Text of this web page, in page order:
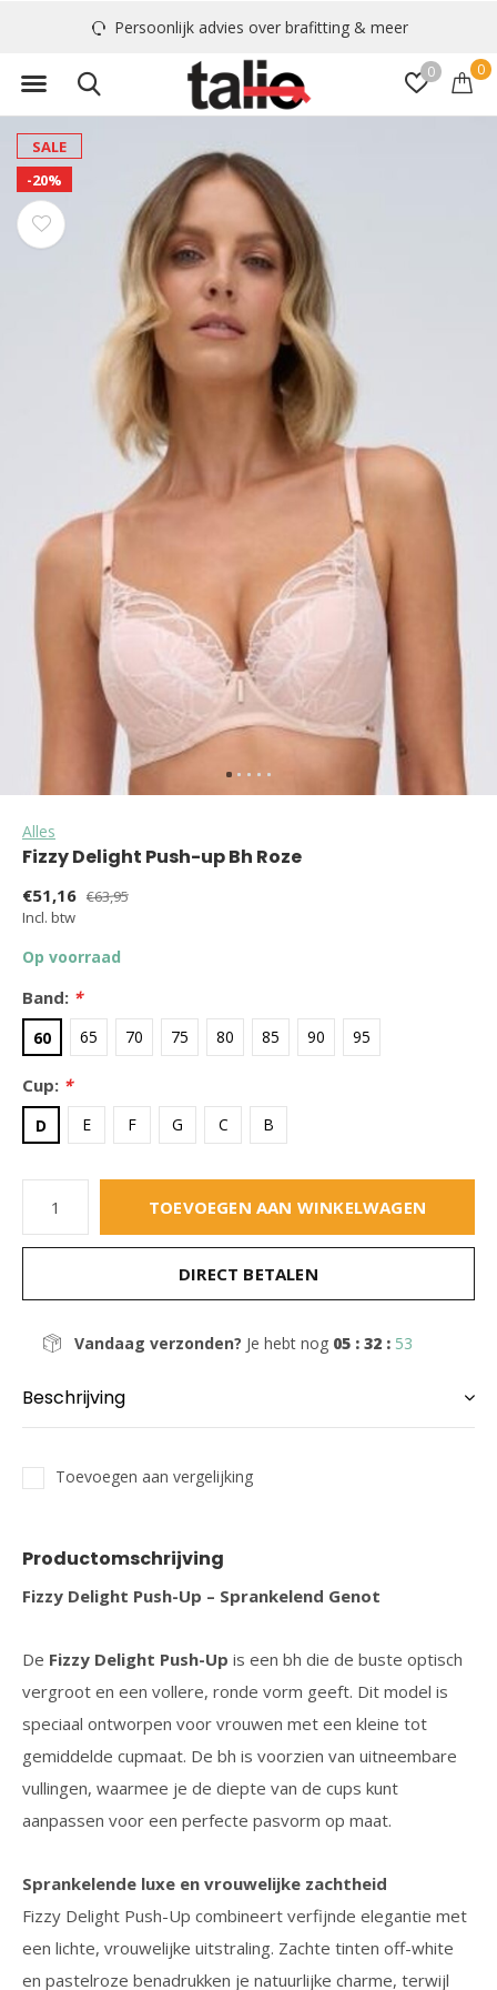
0 0
Persoonlijk advies over brafitting & meer
SALE
-20%
Alles
Fizzy Delight Push-up Bh Roze
€51,16 €63,95
Incl. btw
Op voorraad
Band: *
60 65 70 75 80 85 90 95
Cup: *
D E F G C B
TOEVOEGEN AAN WINKELWAGEN
DIRECT BETALEN
Vandaag verzonden? Je hebt nog 05 : 32 : 51
Beschrijving
Toevoegen aan vergelijking
Productomschrijving
Fizzy Delight Push-Up – Sprankelend Genot
De Fizzy Delight Push-Up is een bh die de buste optisch
vergroot en een vollere, ronde vorm geeft. Dit model is
speciaal ontworpen voor vrouwen met een kleine tot
gemiddelde cupmaat. De bh is voorzien van uitneembare
vullingen, waarmee je de diepte van de cups kunt
aanpassen voor een perfecte pasvorm op maat.
Sprankelende luxe en vrouwelijke zachtheid
Fizzy Delight Push-Up combineert verfijnde elegantie met
een lichte, vrouwelijke uitstraling. Zachte tinten off-white
en pastelroze benadrukken je natuurlijke charme, terwijl